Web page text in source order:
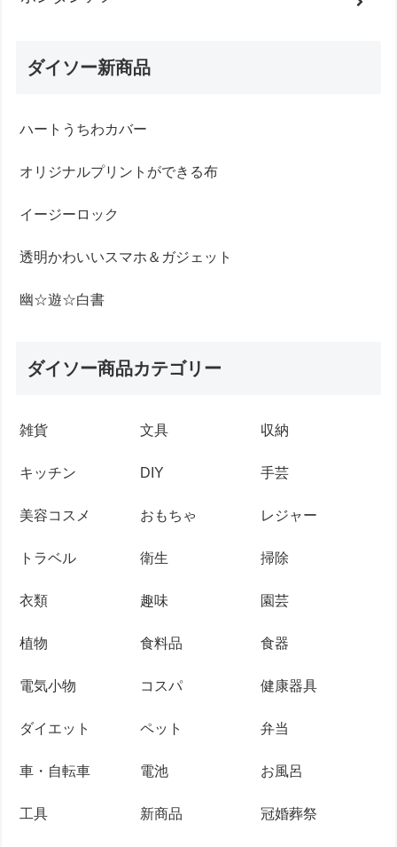
ダイソー新商品
ハートうちわカバー
オリジナルプリントができる布
イージーロック
透明かわいいスマホ＆ガジェット
幽☆遊☆白書
ダイソー商品カテゴリー
雑貨 文具 収納
キッチン DIY 手芸
美容コスメ おもちゃ レジャー
トラベル 衛生 掃除
衣類 趣味 園芸
植物 食料品 食器
電気小物 コスパ 健康器具
ダイエット ペット 弁当
車・自転車 電池 お風呂
工具 新商品 冠婚葬祭